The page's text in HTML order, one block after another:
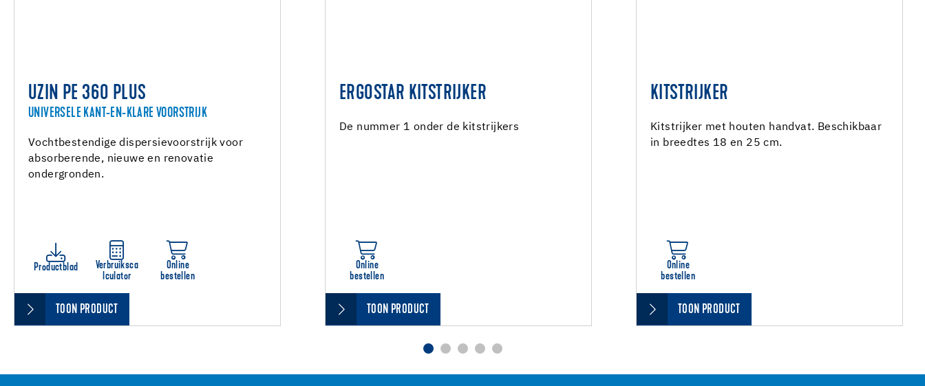
UZIN PE 360 PLUS
UNIVERSELE KANT-EN-KLARE VOORSTRIJK
Vochtbestendige dispersievoorstrijk voor
absorberende, nieuwe en renovatie
ondergronden.
Productblad
Verbruiksca
lculator
Online
bestellen
TOON PRODUCT
ERGOSTAR KITSTRIJKER
De nummer 1 onder de kitstrijkers
Online
bestellen
TOON PRODUCT
KITSTRIJKER
Kitstrijker met houten handvat. Beschikbaar
in breedtes 18 en 25 cm.
Online
bestellen
TOON PRODUCT